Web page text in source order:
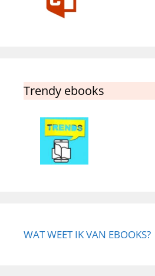
Trendy ebooks
WAT WEET IK VAN EBOOKS?